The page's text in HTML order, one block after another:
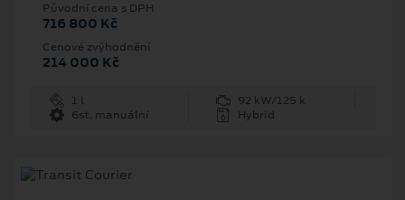
Původní cena s DPH
716 800 Kč
Cenové zvýhodnění
214 000 Kč
1 l
92 kW/125 k
6st. manuální
Hybrid